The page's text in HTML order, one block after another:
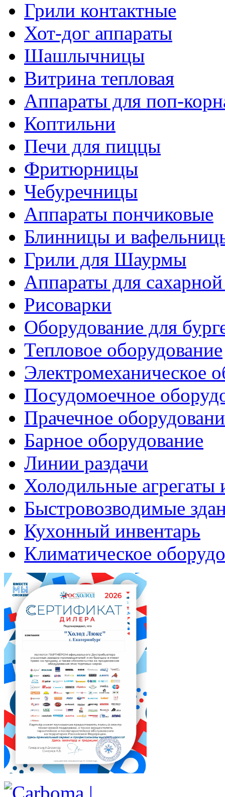
Грили контактные
Хот-дог аппараты
Шашлычницы
Витрина тепловая
Аппараты для поп-
Коптильни
Печи для пиццы
Фритюрницы
Чебуречницы
Аппараты пончиковые
Блинницы и
Грили для Шаурмы
Аппараты для
Рисоварки
Оборудование для
Тепловое оборудование
Электромеханическое
Посудомоечное
Прачечное
Барное оборудование
Линии раздачи
Холодильные агрегаты
Быстровозводимые
Кухонный инвентарь
Климатическое